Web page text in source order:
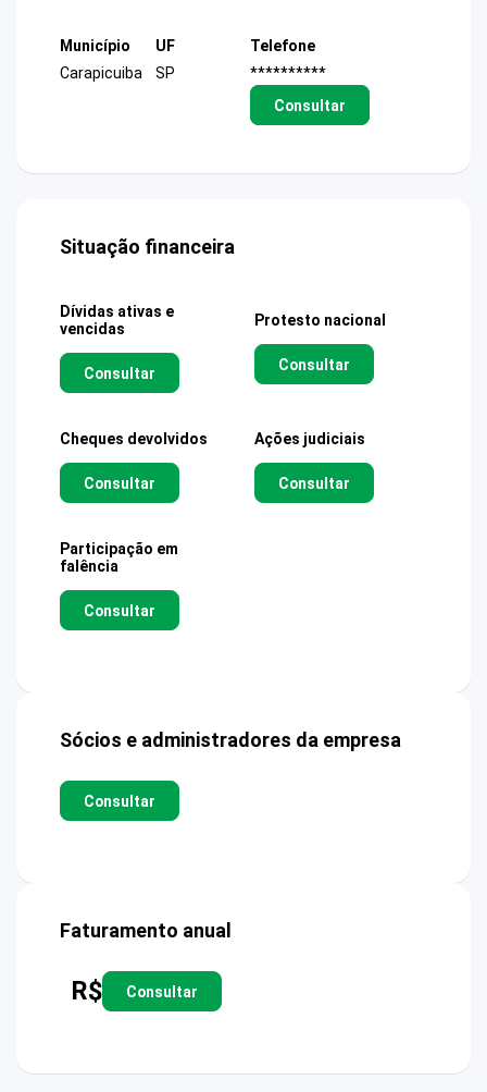
Município
Carapicuiba
UF
SP
Telefone
**********
Consultar
Situação financeira
Dívidas ativas e
vencidas
Consultar
Protesto nacional
Consultar
Cheques devolvidos
Consultar
Ações judiciais
Consultar
Participação em
falência
Consultar
Sócios e administradores da empresa
Consultar
Faturamento anual
R$ Consultar